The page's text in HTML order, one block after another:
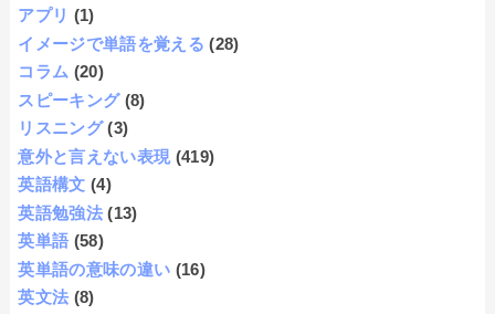
アプリ (1)
イメージで単語を覚える (28)
コラム (20)
スピーキング (8)
リスニング (3)
意外と言えない表現 (419)
英語構文 (4)
英語勉強法 (13)
英単語 (58)
英単語の意味の違い (16)
英文法 (8)